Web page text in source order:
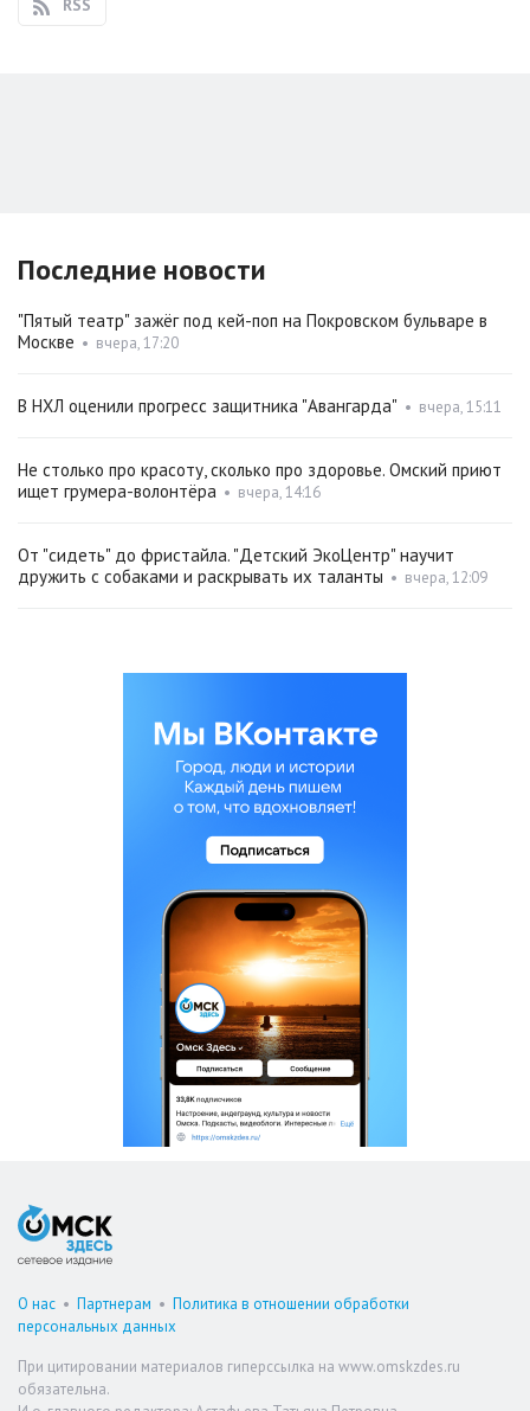
RSS
Последние новости
"Пятый театр" зажёг под кей-поп на Покровском бульваре в
Москве • вчера, 17:20
В НХЛ оценили прогресс защитника "Авангарда" • вчера, 15:11
Не столько про красоту, сколько про здоровье. Омский приют
ищет грумера-волонтёра • вчера, 14:16
От "сидеть" до фристайла. "Детский ЭкоЦентр" научит
дружить с собаками и раскрывать их таланты • вчера, 12:09
О нас • Партнерам • Политика в отношении обработки
персональных данных
При цитировании материалов гиперссылка на www.omskzdes.ru
обязательна.